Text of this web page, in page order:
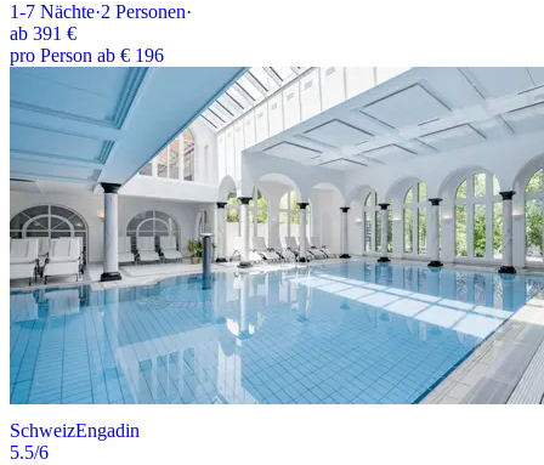
1-7 Nächte·2 Personen·
ab 391 €
pro Person ab € 196
SchweizEngadin
5.5/6